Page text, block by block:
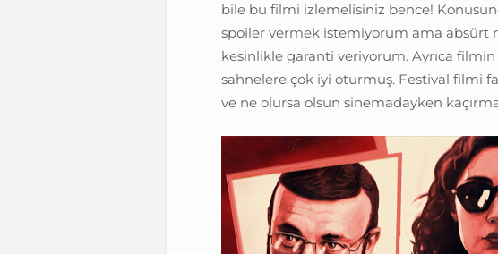
bile bu filmi izlemelisiniz bence!
spoiler vermek istemiyorum ama absürt
kesinlikle garanti veriyorum. Ayrıca
sahnelere çok iyi oturmuş. Festival filmi
ve ne olursa olsun sinemadayken